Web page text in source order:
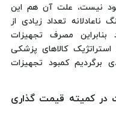
نیست، علت آن هم این
تعداد زیادی از
مصرف تجهیزات
کالاهای پزشکی
کمبود تجهیزات
در کمیته قیمت گذاری